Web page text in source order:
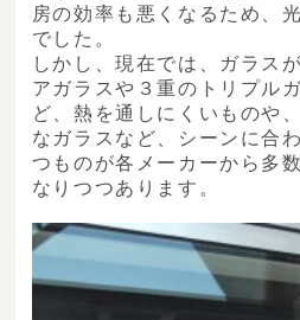
房の効率も悪くなるため、
でした。
しかし、現在では、ガラス
アガラスや３重のトリプル
ど、熱を通しにくいものや
なガラスなど、シーンに合
つものが各メーカーから多
なりつつあります。